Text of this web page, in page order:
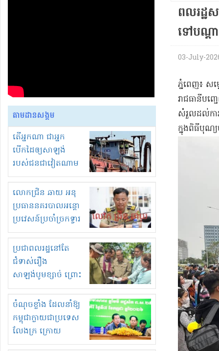
តាមដានសង្គម
តើអ្នកណា ជាអ្នក
បើកដៃឲ្យសាឡង់
របស់ជនជាវៀតណាម
ចូល មកខុស
ច្បាប់លួចបូមខ្សាច់នៅ
ក្នុងប្រទេសកម្ពុជា
លោកជ្រិន ឆាយ អនុ
ប្រធាននគរបាលអន្តោ
ប្រវេសន៍ប្រចាំច្រកទ្វារ
ព្រំដែនភ្នំឌិន និងឈ្មួញ
មួយចំនួនទៀត
កំពង់តែគុបគិតគ្នា
ធ្វើសកម្មភាពរកស៊ីនិង
ស្តុកទំនិញគេចពន្ធ?
ប្រជាពលរដ្ឋនៅតែ
ជំទាស់រឿង
សាឡង់បូមខ្សាច់ ព្រោះ
ខ្លាចបាក់ច្រាំងទៀត!
ចំណុចខ្លាំង ដែលនាំឱ្យ
កម្ពុជាក្លាយជាប្រទេស
លែងក្រ ក្រោយ
ឆ្នាំ២០៣០
ពលរដ្ឋ​
ទៅ​បណ្តា​
03-July-
ភ្នំពេញ​៖ សម្
រាជធានី​បញ្
សំរួល​ដល់​កា
ក្នុង​ពិធីបុណ្